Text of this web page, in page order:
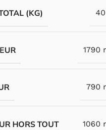
(KG)
1790
790
HORS TOUT 1060